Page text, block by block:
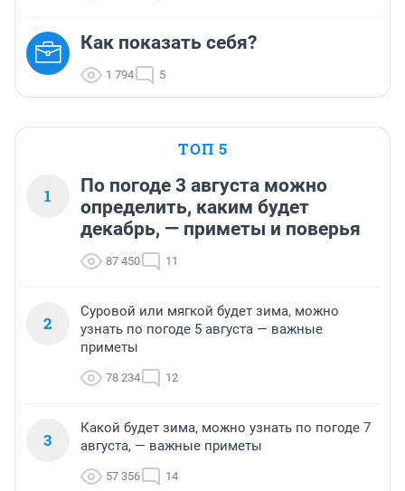
Как показать себя?
1 794 5
ТОП 5
1
По погоде 3 августа можно
определить, каким будет
декабрь, — приметы и поверья
87 450 11
2
Суровой или мягкой будет зима, можно
узнать по погоде 5 августа — важные
приметы
78 234 12
3
Какой будет зима, можно узнать по погоде 7
августа, — важные приметы
57 356 14